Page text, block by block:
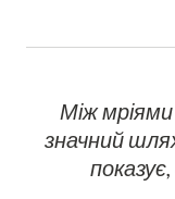
Між
значний